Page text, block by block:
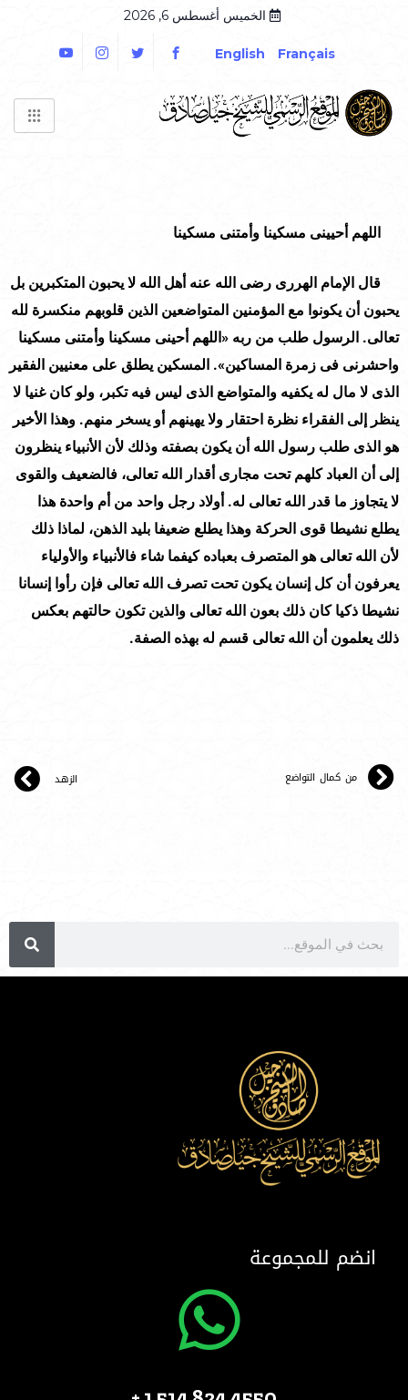
الخميس أغسطس 6, 2026
Français
English
اللهم أحيينى مسكينا وأمتنى مسكينا
قال الإمام الهررى رضى الله عنه أهل الله لا يحبون المتكبرين بل
يحبون أن يكونوا مع المؤمنين المتواضعين الذين قلوبهم منكسرة لله
تعالى. الرسول طلب من ربه «اللهم أحينى مسكينا وأمتنى مسكينا
واحشرنى فى زمرة المساكين». المسكين يطلق على معنيين الفقير
الذى لا مال له يكفيه والمتواضع الذى ليس فيه تكبر، ولو كان غنيا لا
ينظر إلى الفقراء نظرة احتقار ولا يهينهم أو يسخر منهم. وهذا الأخير
هو الذى طلب رسول الله أن يكون بصفته وذلك لأن الأنبياء ينظرون
إلى أن العباد كلهم تحت مجارى أقدار الله تعالى، فالضعيف والقوى
لا يتجاوز ما قدر الله تعالى له. أولاد رجل واحد من أم واحدة هذا
يطلع نشيطا قوى الحركة وهذا يطلع ضعيفا بليد الذهن، لماذا ذلك
لأن الله تعالى هو المتصرف بعباده كيفما شاء فالأنبياء والأولياء
يعرفون أن كل إنسان يكون تحت تصرف الله تعالى فإن رأوا إنسانا
نشيطا ذكيا كان ذلك بعون الله تعالى والذين تكون حالتهم بعكس
ذلك يعلمون أن الله تعالى قسم له بهذه الصفة.
من كمال التواضع الزهـد
انضم للمجموعة